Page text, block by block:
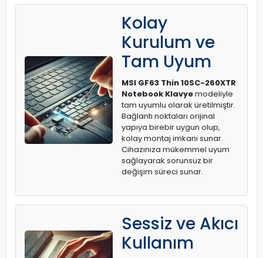
Kolay
Kurulum ve
Tam Uyum
MSI GF63 Thin 10SC-260XTR
Notebook Klavyemodeliyle
tam uyumlu olarak üretilmiştir.
Bağlantı noktaları orijinal
yapıya birebir uygun olup,
kolay montaj imkanı sunar.
Cihazınıza mükemmel uyum
sağlayarak sorunsuz bir
değişim süreci sunar.
Sessiz ve Akıcı
Kullanım